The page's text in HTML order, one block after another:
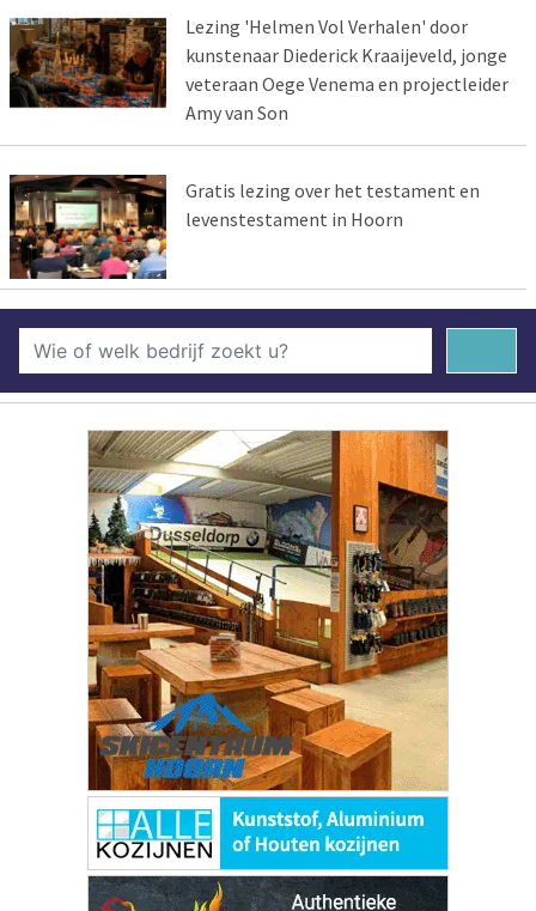
Lezing 'Helmen Vol Verhalen' door
kunstenaar Diederick Kraaijeveld, jonge
veteraan Oege Venema en projectleider
Amy van Son
Gratis lezing over het testament en
levenstestament in Hoorn